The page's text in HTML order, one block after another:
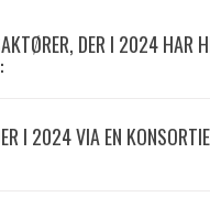
DER I 2024 HAR
I 2024 VIA EN